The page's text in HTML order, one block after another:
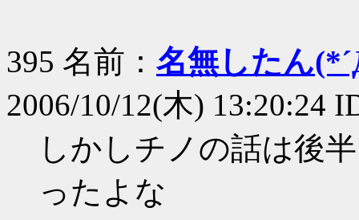
395 名前： 名無したん
2006/10/12(木) 13:20:24
しかしチノの話は後
ったよな